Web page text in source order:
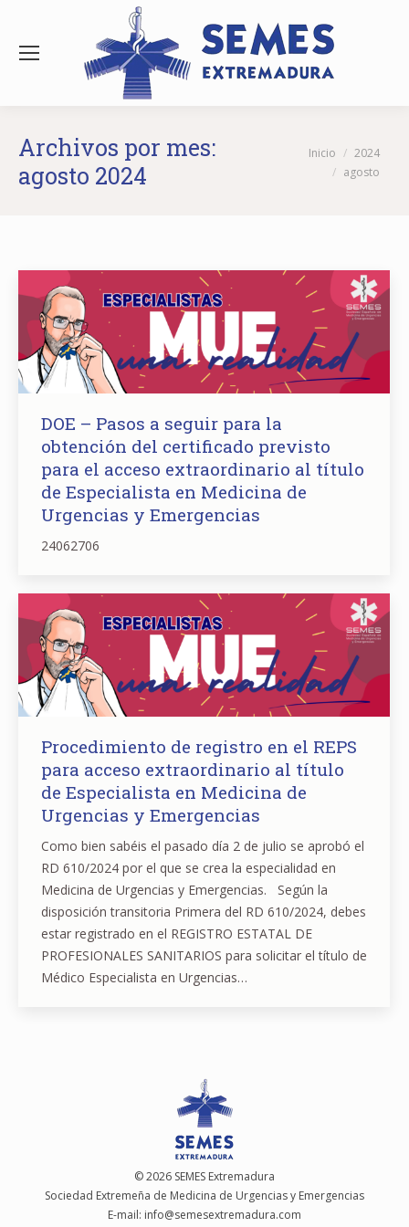
Archivos por mes:
agosto 2024
Estás aquí:
Inicio
2024
agosto
DOE – Pasos a seguir para la
obtención del certificado previsto
para el acceso extraordinario al título
de Especialista en Medicina de
Urgencias y Emergencias
24062706
Procedimiento de registro en el REPS
para acceso extraordinario al título
de Especialista en Medicina de
Urgencias y Emergencias
Como bien sabéis el pasado día 2 de julio se aprobó el
RD 610/2024 por el que se crea la especialidad en
Medicina de Urgencias y Emergencias. Según la
disposición transitoria Primera del RD 610/2024, debes
estar registrado en el REGISTRO ESTATAL DE
PROFESIONALES SANITARIOS para solicitar el título de
Médico Especialista en Urgencias…
© 2026 SEMES Extremadura
Sociedad Extremeña de Medicina de Urgencias y Emergencias
E-mail: moc.arudamertxesemes@ofni